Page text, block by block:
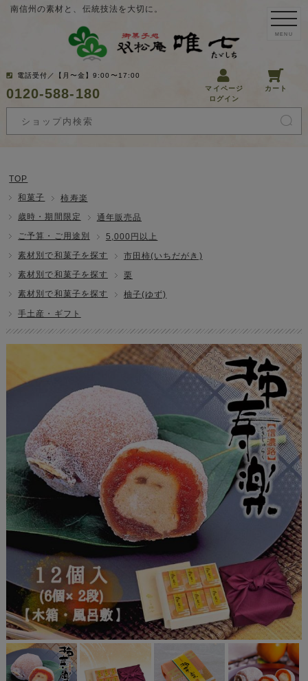
南信州の素材と、伝統技法を大切に。
電話受付／【月〜金】9:00〜17:00
0120-588-180
マイページ
ログイン
カート
MENU
TOP
和菓子
柿寿楽
歳時・期間限定
通年販売品
ご予算・ご用途別
5,000円以上
素材別で和菓子を探す
市田柿(いちだがき)
素材別で和菓子を探す
栗
素材別で和菓子を探す
柚子(ゆず)
手土産・ギフト